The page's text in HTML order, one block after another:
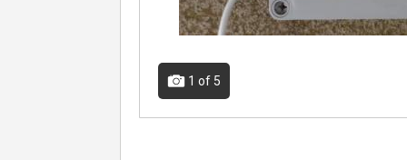
1 of 5